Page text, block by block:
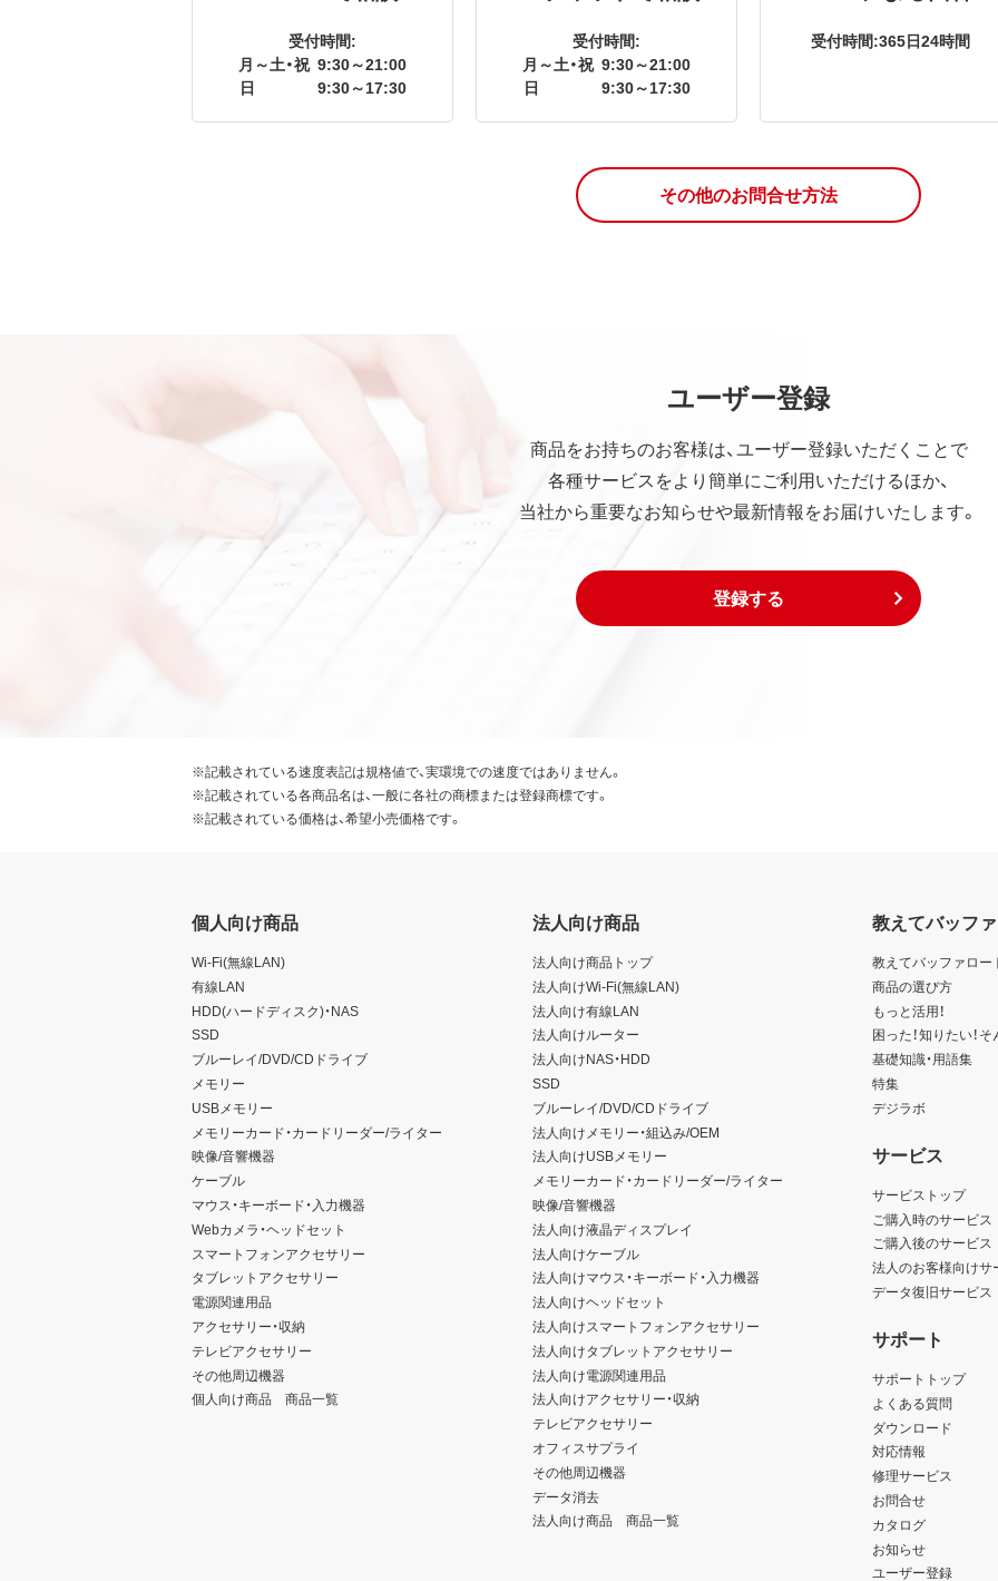
受付時間:
月～土・祝 9:30～21:00
日
9:30～17:30
受付時間:
月～土・祝 9:30～21:00
日
9:30～17:30
受付時間:365日24時間
その他のお問合せ方法
ユーザー登録
商品をお持ちのお客様は、ユーザー登録いただくことで
各種サービスをより簡単にご利用いただけるほか、
当社から重要なお知らせや最新情報をお届けいたします。
登録する
※記載されている速度表記は規格値で、実環境での速度ではありません。
※記載されている各商品名は、一般に各社の商標または登録商標です。
※記載されている価格は、希望小売価格です。
個人向け商品
Wi-Fi(無線LAN)
有線LAN
HDD(ハードディスク)・NAS
SSD
ブルーレイ/DVD/CDドライブ
メモリー
USBメモリー
メモリーカード・カードリーダー/ライター
映像/音響機器
ケーブル
マウス・キーボード・入力機器
Webカメラ・ヘッドセット
スマートフォンアクセサリー
タブレットアクセサリー
電源関連用品
アクセサリー・収納
テレビアクセサリー
その他周辺機器
個人向け商品 商品一覧
法人向け商品
法人向け商品トップ
法人向けWi-Fi(無線LAN)
法人向け有線LAN
法人向けルーター
法人向けNAS・HDD
SSD
ブルーレイ/DVD/CDドライブ
法人向けメモリー・組込み/OEM
法人向けUSBメモリー
メモリーカード・カードリーダー/ライター
映像/音響機器
法人向け液晶ディスプレイ
法人向けケーブル
法人向けマウス・キーボード・入力機器
法人向けヘッドセット
法人向けスマートフォンアクセサリー
法人向けタブレットアクセサリー
法人向け電源関連用品
法人向けアクセサリー・収納
テレビアクセサリー
オフィスサプライ
その他周辺機器
データ消去
法人向け商品 商品一覧
教えてバッフ
教えてバッファロー
商品の選び方
もっと活用！
困った！知りたい！
基礎知識・用語集
特集
デジラボ
サービス
サービストップ
ご購入時のサービス
ご購入後のサービス
法人のお客様向けサ
データ復旧サービス
サポート
サポートトップ
よくある質問
ダウンロード
対応情報
修理サービス
お問合せ
カタログ
お知らせ
ユーザー登録